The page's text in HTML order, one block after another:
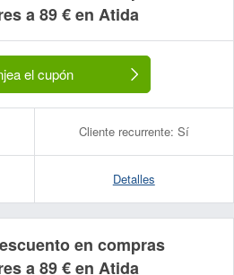
a 89 € en Atida
el cupón
Cliente recurrente: Sí
Detalles
en compras
a 89 € en Atida